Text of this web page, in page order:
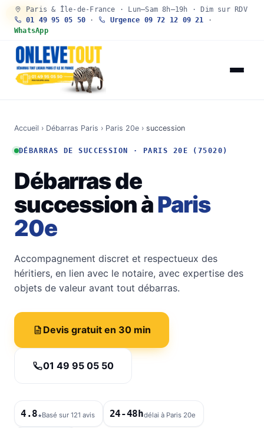
Paris & Île-de-France · Lun–Sam 8h–19h · Dim sur RDV
01 49 95 05 50 · Urgence 09 72 12 09 21 ·
WhatsApp
Accueil › Débarras Paris › Paris 20e › succession
DÉBARRAS DE SUCCESSION · PARIS 20E (75020)
Débarras de
succession àParis
20e
Accompagnement discret et respectueux des
héritiers, en lien avec le notaire, avec expertise des
objets de valeur avant tout débarras.
Devis gratuit en 30 min
01 49 95 05 50
4.8★Basé sur 121 avis 24-48hdélai à Paris 20e
30 SEC